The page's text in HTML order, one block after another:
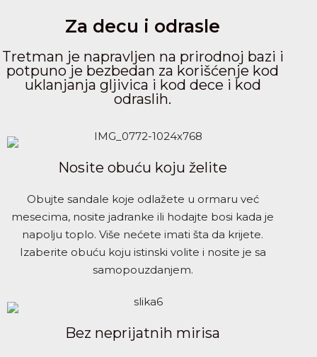
Za decu i odrasle
Tretman je napravljen na prirodnoj bazi i
potpuno je bezbedan za korišćenje kod
uklanjanja gljivica i kod dece i kod
odraslih.
Nosite obuću koju želite
Obujte sandale koje odlažete u ormaru već
mesecima, nosite jadranke ili hodajte bosi kada je
napolju toplo. Više nećete imati šta da krijete.
Izaberite obuću koju istinski volite i nosite je sa
samopouzdanjem.
Bez neprijatnih mirisa